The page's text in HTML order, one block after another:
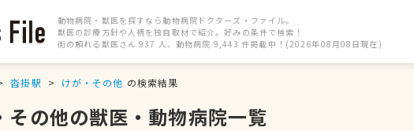
動物病院・獣医を探すなら動物病院ドクターズ・ファイル。
獣医の診療方針や人柄を独自取材で紹介。好みの条件で検索！
街の頼れる獣医さん 937 人、動物病院 9,443 件掲載中！(2026年08月08日現在)
沓掛駅 けが・その他 の検索結果
の他の獣医・動物病院一覧